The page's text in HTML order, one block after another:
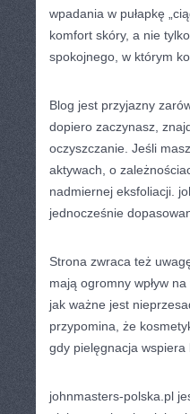
wpadania w pułapkę
komfort skóry, a nie
spokojnego, w którym
Blog jest przyjazny
dopiero zaczynasz,
oczyszczanie. Jeśli
aktywach, o
nadmiernej eksfoliacji.
jednocześnie
Strona zwraca też
mają ogromny wpływ
jak ważne jest
przypomina, że
gdy pielęgnacja
johnmasters-polska.pl